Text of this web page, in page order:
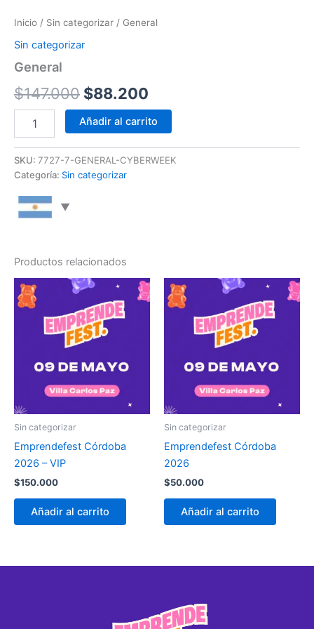
Inicio / Sin categorizar / General
Sin categorizar
General
$147.000 $88.200
Añadir al carrito
SKU: 7727-7-GENERAL-CYBERWEEK
Categoría: Sin categorizar
Productos relacionados
Sin categorizar
Emprendefest Córdoba
2026 – VIP
$150.000
Añadir al carrito
Sin categorizar
Emprendefest Córdoba
2026
$50.000
Añadir al carrito